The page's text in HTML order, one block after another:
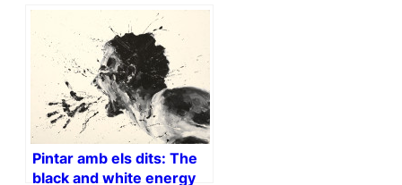
Pintar amb els dits: The
black and white energy